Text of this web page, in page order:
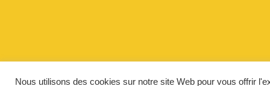
Nous utilisons des cookies sur notre site Web pour vous offrir